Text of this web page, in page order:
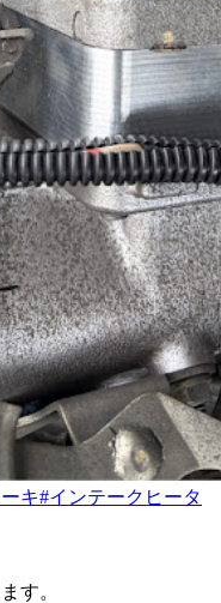
キ#インテークヒータ
す。